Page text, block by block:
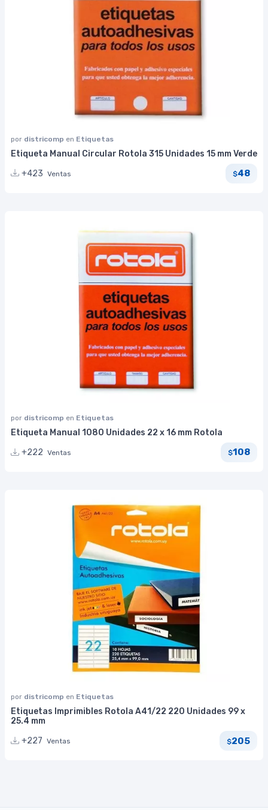
por districomp en Etiquetas
Etiqueta Manual Circular Rotola 315 Unidades 15 mm Verde
+423 Ventas $48
por districomp en Etiquetas
Etiqueta Manual 1080 Unidades 22 x 16 mm Rotola
+222 Ventas $108
por districomp en Etiquetas
Etiquetas Imprimibles Rotola A41/22 220 Unidades 99 x
25.4 mm
+227 Ventas $205